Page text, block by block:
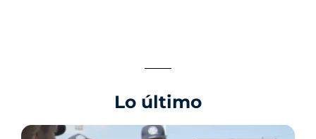
Lo último